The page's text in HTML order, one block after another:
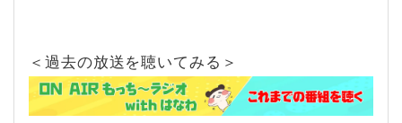
＜過去の放送を聴いてみる＞